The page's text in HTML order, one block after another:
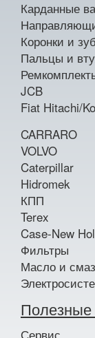
Карданные
Коронки и
Пальцы и
JCB
Fiat Hitachi/
CARRARO
VOLVO
Caterpillar
Hidromek
КПП
Terex
Case-New
Фильтры
Масло и
Полезные
Сервис